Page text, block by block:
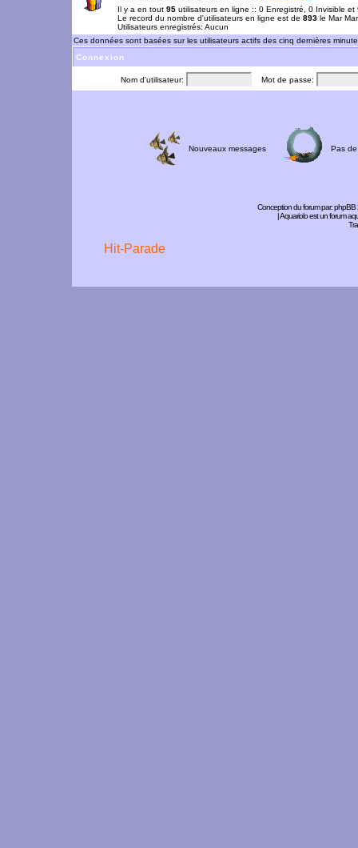
Il y a en tout 95 utilisateurs en ligne :: 0 Enregistré, 0 Invisible
Le record du nombre d'utilisateurs en ligne est de 893 le Mar
Utilisateurs enregistrés: Aucun
Ces données sont basées sur les utilisateurs actifs des cinq dernières
Connexion
Nom d'utilisateur: Mot de passe:
Nouveaux messages Pas
Conception du forum par:phpBB
| Aquariolo est un forum